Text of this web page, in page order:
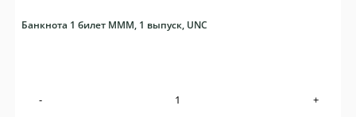
Банкнота 1 билет МММ, 1 выпуск, UNC
- +